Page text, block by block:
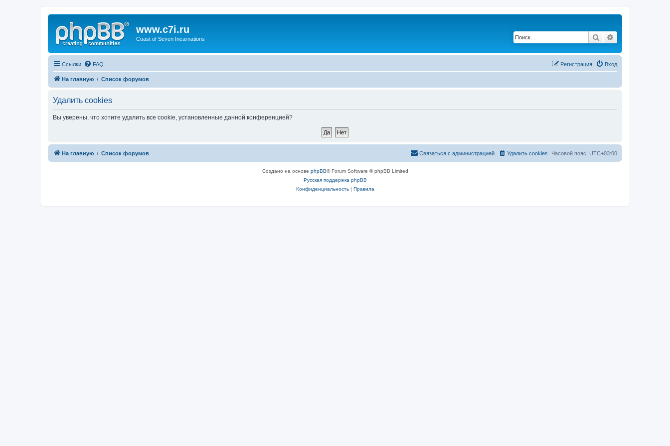
www.c7i.ru
Coast of Seven Incarnations Поиск
Ссылки FAQ Вход
Регистрация
На главную Список форумов
Удалить cookies
Вы уверены, что хотите удалить все cookie, установленные данной конференцией?
На главную Список форумов Часовой пояс: UTC+03:00
Удалить cookies
Связаться с администрацией
Создано на основе phpBB® Forum Software © phpBB Limited
Русская поддержка phpBB
Конфиденциальность| Правила